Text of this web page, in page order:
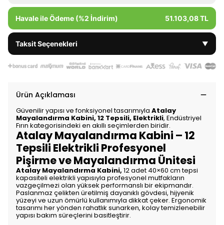
Havale ile Ödeme (%2 İndirim) 51.103,08 TL
Taksit Seçenekleri ▼
Ürün Açıklaması
Güvenilir yapısı ve fonksiyonel tasarımıyla Atalay
Mayalandırma Kabini, 12 Tepsili, Elektrikli, Endüstriyel
Fırın kategorisindeki en akıllı seçimlerden biridir.
Atalay Mayalandırma Kabini – 12
Tepsili Elektrikli Profesyonel
Pişirme ve Mayalandırma Ünitesi
Atalay Mayalandırma Kabini, 12 adet 40×60 cm tepsi
kapasiteli elektrikli yapısıyla profesyonel mutfakların
vazgeçilmezi olan yüksek performanslı bir ekipmandır.
Paslanmaz çelikten üretilmiş dayanıklı gövdesi, hijyenik
yüzeyi ve uzun ömürlü kullanımıyla dikkat çeker. Ergonomik
tasarımı her yönden rahatlık sunarken, kolay temizlenebilir
yapısı bakım süreçlerini basitleştirir.